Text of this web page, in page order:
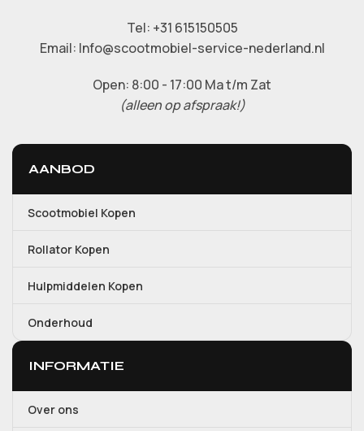
Tel: +31 615150505
Email: Info@scootmobiel-service-nederland.nl
Open: 8:00 - 17:00 Ma t/m Zat
(alleen op afspraak!)
AANBOD
Scootmobiel Kopen
Rollator Kopen
Hulpmiddelen Kopen
Onderhoud
INFORMATIE
Over ons